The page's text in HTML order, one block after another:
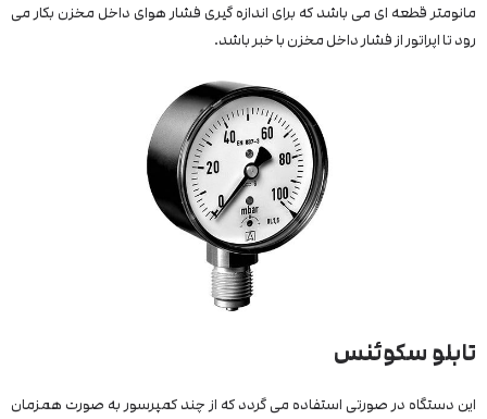
مانومتر قطعه ای می باشد که برای اندازه گیری فشار هوای داخل مخزن بکار می
رود تا اپراتور از فشار داخل مخزن با خبر باشد.
تابلو سکوئنس
این دستگاه در صورتی استفاده می گردد که از چند کمپرسور به‌ صورت همزمان